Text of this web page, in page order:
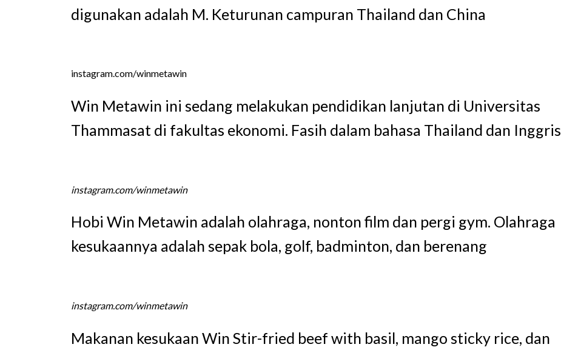
digunakan adalah M. Keturunan campuran Thailand dan China
instagram.com/winmetawin
Win Metawin ini sedang melakukan pendidikan lanjutan di Universitas
Thammasat di fakultas ekonomi. Fasih dalam bahasa Thailand dan Inggris
instagram.com/winmetawin
Hobi Win Metawin adalah olahraga, nonton film dan pergi gym. Olahraga
kesukaannya adalah sepak bola, golf, badminton, dan berenang
instagram.com/winmetawin
Makanan kesukaan Win Stir-fried beef with basil, mango sticky rice, dan